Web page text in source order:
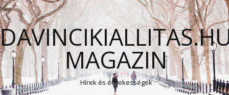
MAGAZIN
Hírek és érdekességek